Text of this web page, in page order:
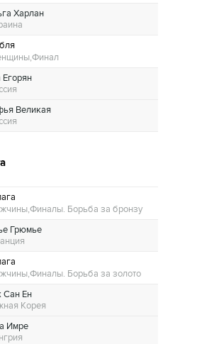
Харлан
Финал
Егорян
Великая
Финалы. Борьба за бронзу
Грюмье
Финалы. Борьба за золото
Сан Ен
Корея
Имре